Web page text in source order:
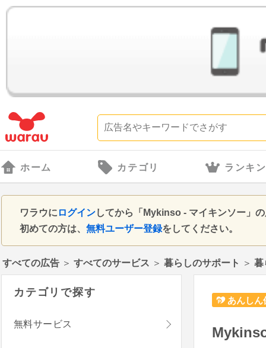
ホーム カテゴリ ランキ
ワラウに ログインしてから「Mykinso - マイキンソー」
初めての方は、 無料ユーザー登録をしてください。
すべての広告 ＞ すべてのサービス ＞ 暮らしのサポート ＞ 暮
あんしん
カテゴリで探す
無料サービス